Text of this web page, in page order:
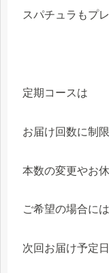
スパチュラもプ
定期コースは
お届け回数に制限
本数の変更やお
ご希望の場合には
次回お届け予定